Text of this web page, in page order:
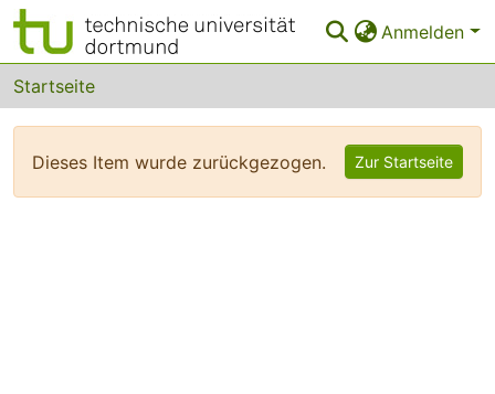
Anmelden
Bereiche & Sammlungen
Das gesamte Repositorium
FAQ
Startseite
Dieses Item wurde zurückgezogen. Zur Startseite